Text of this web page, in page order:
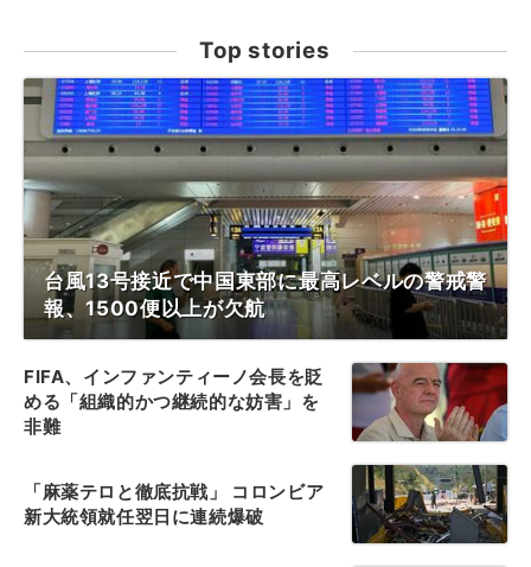
Top stories
台風13号接近で中国東部に最高レベルの警戒警
報、1500便以上が欠航
FIFA、インファンティーノ会長を貶
める「組織的かつ継続的な妨害」を
非難
「麻薬テロと徹底抗戦」 コロンビア
新大統領就任翌日に連続爆破